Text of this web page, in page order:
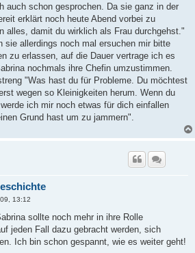
auch schon gesprochen. Da sie ganz in der
erklärt noch heute Abend vorbei zu
alles, damit du wirklich als Frau durchgehst."
sie allerdings noch mal ersuchen mir bitte
zu erlassen, auf die Dauer vertrage ich es
nochmals ihre Chefin umzustimmen.
"Was hast du für Probleme. Du möchtest
wegen so Kleinigkeiten herum. Wenn du
ich mir noch etwas für dich einfallen
Grund hast um zu jammern".
13:12
sollte noch mehr in ihre Rolle
jeden Fall dazu gebracht werden, sich
Ich bin schon gespannt, wie es weiter geht!